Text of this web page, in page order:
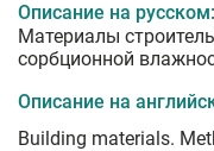
Описание на русском:
Материалы
сорбционной
Описание на
Building materials.